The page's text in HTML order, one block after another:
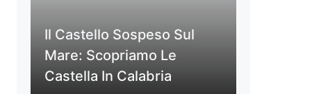
Il Castello Sospeso Sul
Mare: Scopriamo Le
Castella In Calabria